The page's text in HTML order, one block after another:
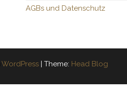
AGBs und Datenschutz
WordPress | Theme: Head Blog